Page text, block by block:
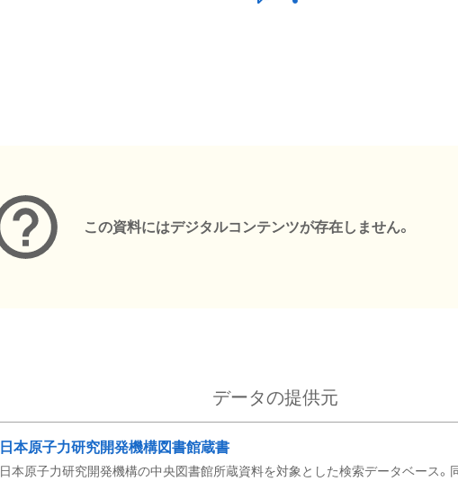
この資料にはデジタルコンテンツが存在しません。
データの提供元
日本原子力研究開発機構図書館蔵書
日本原子力研究開発機構の中央図書館所蔵資料を対象とした検索データベース。